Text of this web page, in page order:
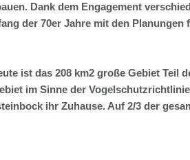
Dank dem Engagement
der 70er Jahre mit den Planungen
ist das 208 km2 große Gebiet Teil
im Sinne der
ihr Zuhause. Auf 2/3 der